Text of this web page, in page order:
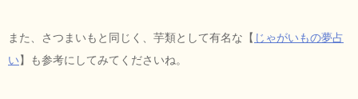
また、さつまいもと同じく、芋類として有名な【 じゃがいもの夢占
い】も参考にしてみてくださいね。